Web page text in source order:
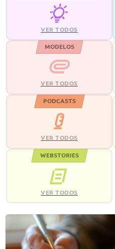
VER TODOS
MODELOS
VER TODOS
PODCASTS
VER TODOS
WEBSTORIES
VER TODOS